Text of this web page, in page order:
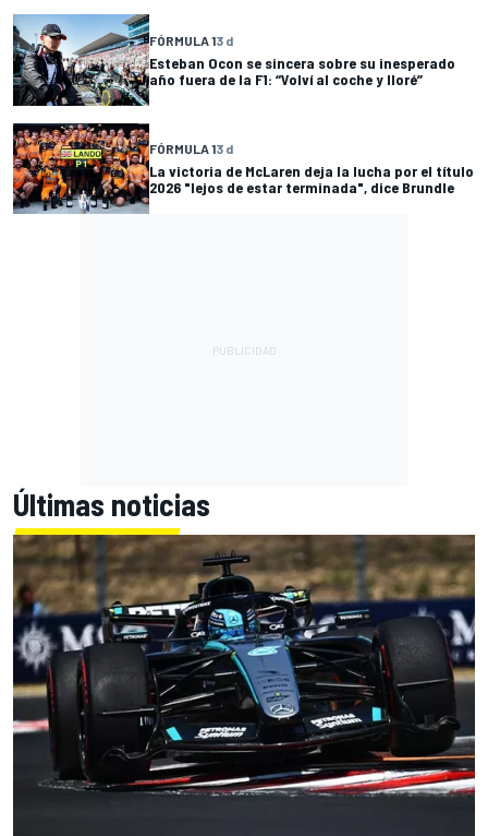
FÓRMULA 13 d
Esteban Ocon se sincera sobre su inesperado
año fuera de la F1: “Volví al coche y lloré”
FÓRMULA 13 d
La victoria de McLaren deja la lucha por el título
2026 "lejos de estar terminada", dice Brundle
Últimas noticias